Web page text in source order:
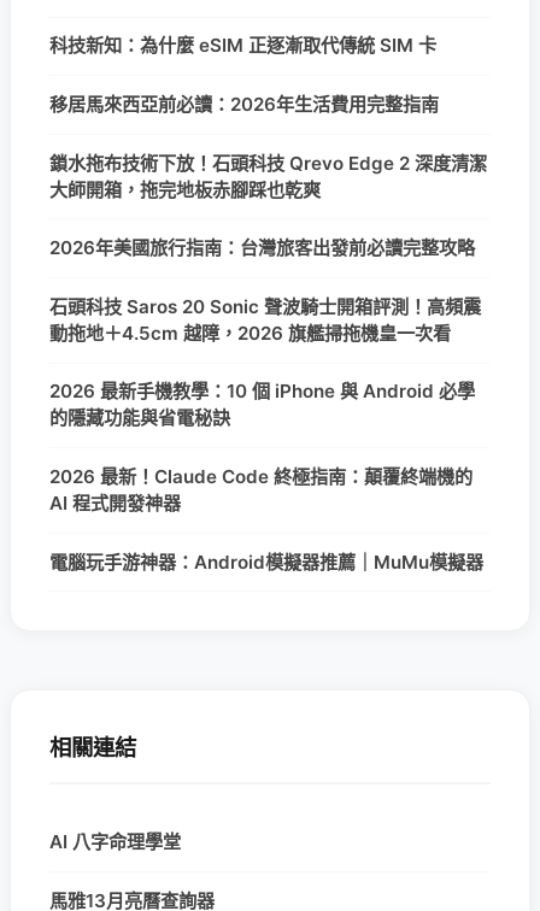
科技新知：為什麼 eSIM 正逐漸取代傳統 SIM 卡
移居馬來西亞前必讀：2026年生活費用完整指南
鎖水拖布技術下放！石頭科技 Qrevo Edge 2 深度清潔
大師開箱，拖完地板赤腳踩也乾爽
2026年美國旅行指南：台灣旅客出發前必讀完整攻略
石頭科技 Saros 20 Sonic 聲波騎士開箱評測！高頻震
動拖地＋4.5cm 越障，2026 旗艦掃拖機皇一次看
2026 最新手機教學：10 個 iPhone 與 Android 必學
的隱藏功能與省電秘訣
2026 最新！Claude Code 終極指南：顛覆終端機的
AI 程式開發神器
電腦玩手游神器：Android模擬器推薦｜MuMu模擬器
相關連結
AI 八字命理學堂
馬雅13月亮曆查詢器